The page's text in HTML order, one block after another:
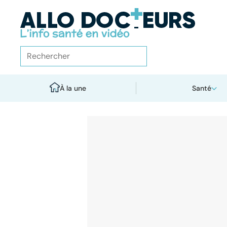
À la une Santé